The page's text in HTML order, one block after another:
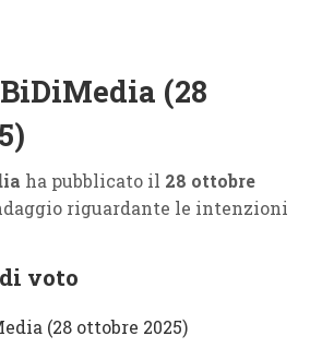
(28
ha pubblicato il 28 ottobre
riguardante le intenzioni
voto